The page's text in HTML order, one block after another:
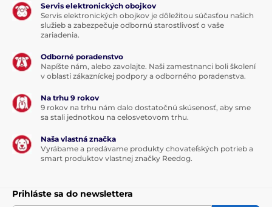
Servis elektronických obojkov
Servis elektronických obojkov je dôležitou súčasťou našich
služieb a zabezpečuje odbornú starostlivosť o vaše
zariadenia.
Odborné poradenstvo
Napíšte nám, alebo zavolajte. Naši zamestnanci boli školení
v oblasti zákazníckej podpory a odborného poradenstva.
Na trhu 9 rokov
9 rokov na trhu nám dalo dostatočnú skúsenosť, aby sme
sa stali jednotkou na celosvetovom trhu.
Naša vlastná značka
Vyrábame a predávame produkty chovateľských potrieb a
smart produktov vlastnej značky Reedog.
Prihláste sa do newslettera